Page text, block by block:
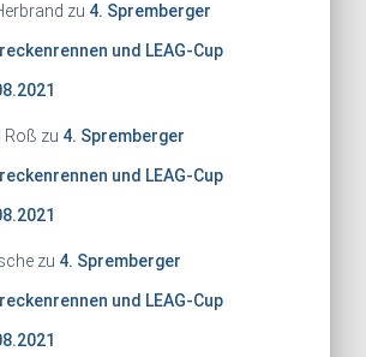
zu 4. Spremberger
und LEAG-Cup
Roß zu 4. Spremberger
und LEAG-Cup
zu 4. Spremberger
und LEAG-Cup